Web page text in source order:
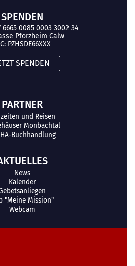
SPENDEN
6665 0085 0003 3002 34
Pforzheim Calw
PZHSDE66XXX
SPENDEN
PARTNER
und Reisen
Monbachtal
Buchhandlung
News
Kalender
"Meine Mission"
Webcam